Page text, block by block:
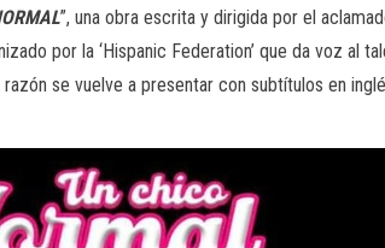
”, una obra escrita y dirigida por el
por la ‘Hispanic Federation’ que da voz al
se vuelve a presentar con subtítulos en